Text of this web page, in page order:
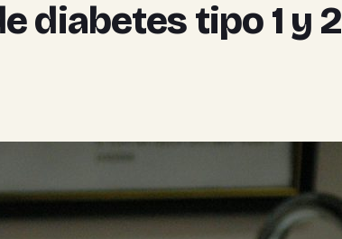
diabetes tipo 1 y 2